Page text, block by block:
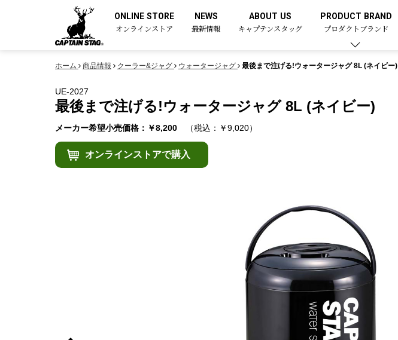
ONLINE STORE
オンラインストア
NEWS
最新情報
ABOUT US
キャプテンスタッグ
PRODUCT BRAND
プロダクトブランド
ホーム 商品情報 クーラー&ジャグ ウォータージャグ 最後まで注げる!ウォータージャグ 8L (ネイビー)
UE-2027
最後まで注げる!ウォータージャグ 8L (ネイビー)
メーカー希望小売価格：￥8,200 （税込：￥9,020）
オンラインストアで購入